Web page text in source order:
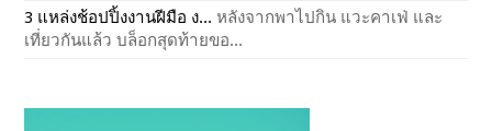
3 แหล่งช้อปปิ้งงานฝีมือ ง... หลังจากพาไปกิน แวะคาเฟ่ และ
เที่ยวกันแล้ว บล็อกสุดท้ายขอ...